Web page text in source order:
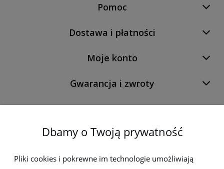
Pomoc
Dostawa i płatności
Moje konto
Gwarancja i zwroty
O firmie
Newsletter
Dbamy o Twoją prywatność
Pliki cookies i pokrewne im technologie umożliwiają